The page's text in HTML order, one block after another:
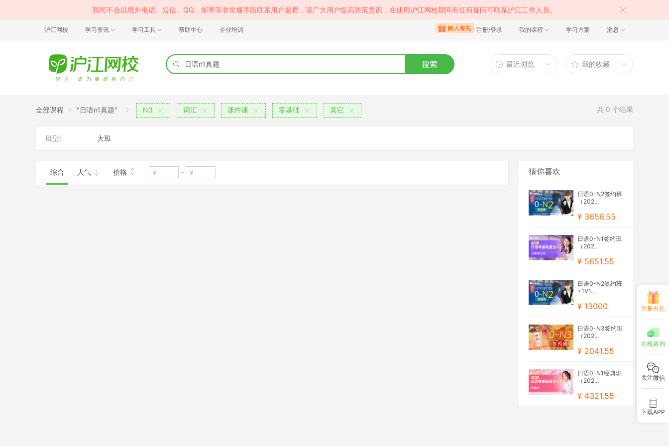
我司不会以境外电话、短信、QQ、邮寄等非常规手段联系用户退费，请广大用户提高防范意识，在使用沪江网校期间有任何疑问可联系沪江工作人员。
沪江网校 学习资讯 学习工具 帮助中心 企业培训 注册/登录 我的课程 学习方案 消息
搜索 最近浏览 我的收藏
全部课程 "日语n1真题" N3 词汇 课件课 零基础 其它 共 0 个结果
班型: 大班
综合 人气 价格 - 猜你喜欢
日语0-N2签约班
（202...
¥ 3656.55
日语0-N1签约班
（202...
¥ 5651.55
日语0-N2签约班
+1V1...
¥ 13000
日语0-N3签约班
（202...
¥ 2041.55
日语0-N1经典班
（202...
¥ 4321.55
注册有礼
在线咨询
关注微信
下载APP